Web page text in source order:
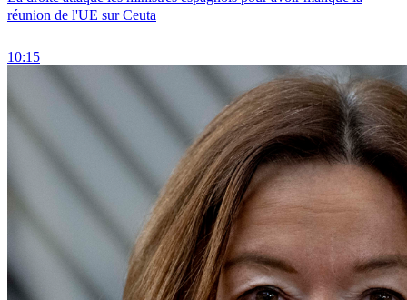
réunion de l'UE sur Ceuta
10:15